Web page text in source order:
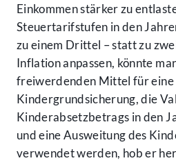
Einkommen stärker zu
Steuertarifstufen in den
zu einem Drittel – statt zu
Inflation anpassen, könnte
freiwerdenden Mittel für eine
Kindergrundsicherung, die
Kinderabsetzbetrags in den
und eine Ausweitung des
verwendet werden, hob er